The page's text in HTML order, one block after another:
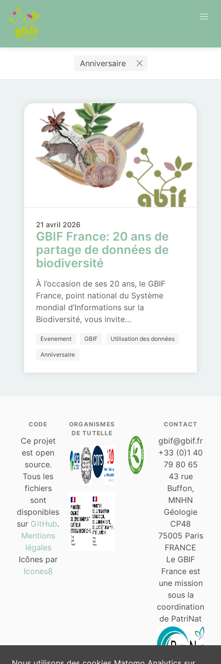
Anniversaire
21 avril 2026
GBIF France: 20 ans de
partage de données de
biodiversité
À l’occasion de ses 20 ans, le GBIF
France, point national du Système
mondial d’Informations sur la
Biodiversité, vous invite…
Evenement GBIF Utilisation des données
Anniversaire
CODE
Ce projet
est open
source.
Tous les
fichiers
sont
disponibles
sur GitHub.
Mentions
légales
Icônes par
Icones8
ORGANISMES
DE TUTELLE
CONTACT
gbif@gbif.fr
+33 (0)1 40
79 80 65
43 rue
Buffon,
MNHN
Géologie
CP48
75005 Paris
FRANCE
Le GBIF
France est
une mission
sous la
coordination
de PatriNat